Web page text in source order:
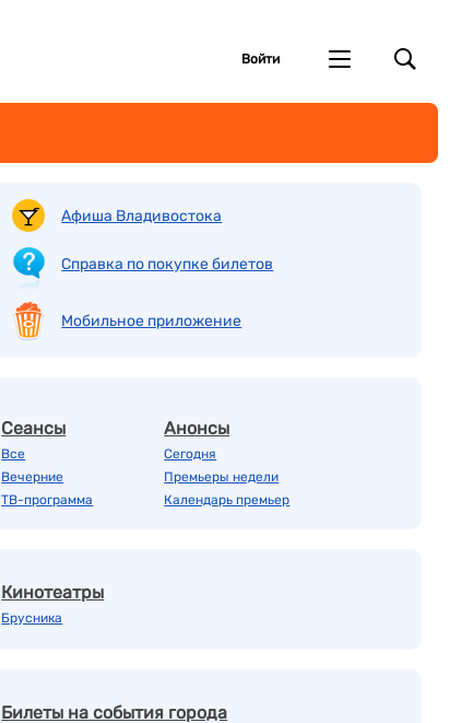
Войти
Афиша Владивостока
Справка по покупке билетов
Мобильное приложение
Сеансы
Все
Вечерние
ТВ-программа
Анонсы
Сегодня
Премьеры недели
Календарь премьер
Кинотеатры
Брусника
Билеты на события города